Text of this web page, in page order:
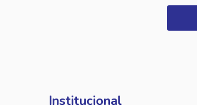
Institucional